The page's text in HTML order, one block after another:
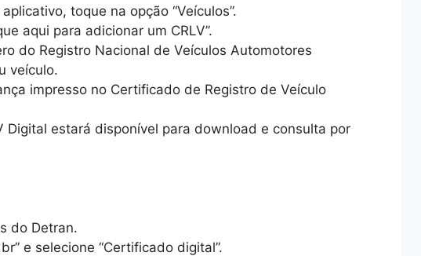
toque na opção “Veículos”.
aqui para adicionar um CRLV”.
do Registro Nacional de Veículos Automotores
veículo.
impresso no Certificado de Registro de Veículo
Digital estará disponível para download e consulta por
do Detran.
e selecione “Certificado digital”.